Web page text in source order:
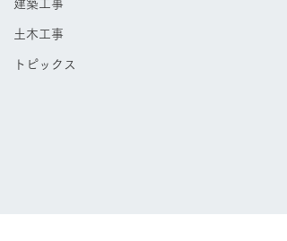
建築工事
土木工事
トピックス